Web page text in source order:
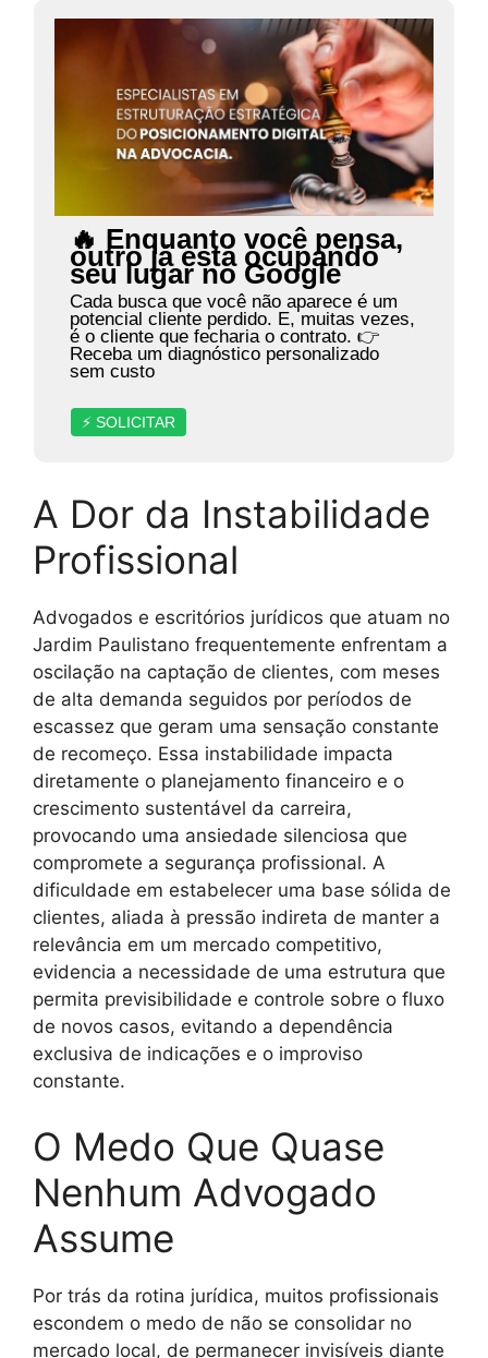
🔥 Enquanto você pensa,
outro já está ocupando
seu lugar no Google
Cada busca que você não aparece é um
potencial cliente perdido. E, muitas vezes,
é o cliente que fecharia o contrato. 👉
Receba um diagnóstico personalizado
sem custo
⚡ SOLICITAR
A Dor da Instabilidade
Profissional
Advogados e escritórios jurídicos que atuam no
Jardim Paulistano frequentemente enfrentam a
oscilação na captação de clientes, com meses
de alta demanda seguidos por períodos de
escassez que geram uma sensação constante
de recomeço. Essa instabilidade impacta
diretamente o planejamento financeiro e o
crescimento sustentável da carreira,
provocando uma ansiedade silenciosa que
compromete a segurança profissional. A
dificuldade em estabelecer uma base sólida de
clientes, aliada à pressão indireta de manter a
relevância em um mercado competitivo,
evidencia a necessidade de uma estrutura que
permita previsibilidade e controle sobre o fluxo
de novos casos, evitando a dependência
exclusiva de indicações e o improviso
constante.
O Medo Que Quase
Nenhum Advogado
Assume
Por trás da rotina jurídica, muitos profissionais
escondem o medo de não se consolidar no
mercado local, de permanecer invisíveis diante